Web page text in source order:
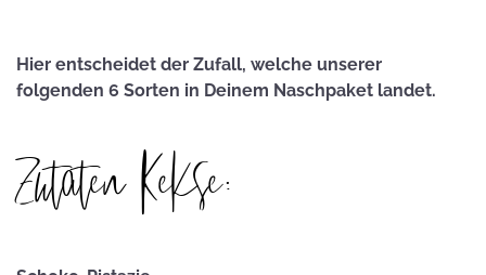
Hier entscheidet der Zufall, welche unserer
folgenden 6 Sorten in Deinem Naschpaket landet.
Zutaten Kekse: